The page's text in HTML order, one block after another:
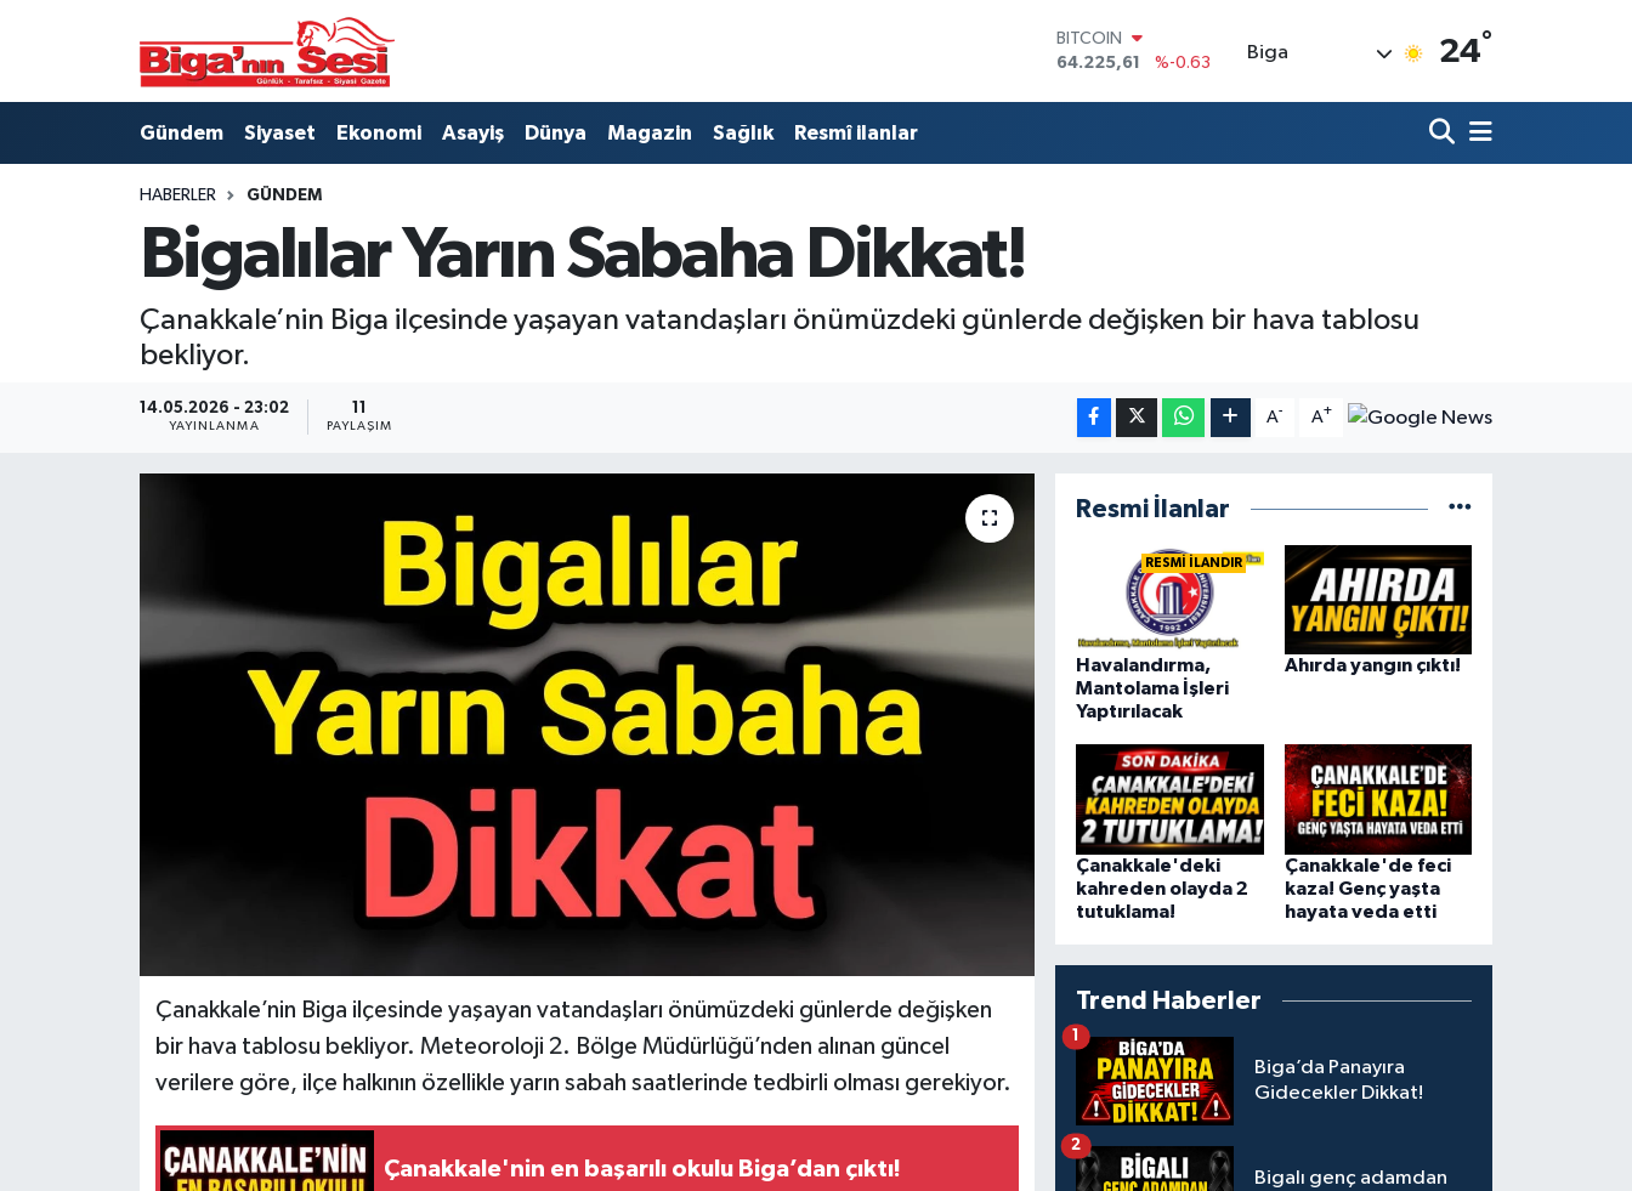
DOLAR
47,7143
%0.16
64,2463
%0.07
64.225,61
%-0.63
Biga 24°
Gündem Siyaset Ekonomi Asayiş Dünya Magazin Sağlık Resmî ilanlar
HABERLER GÜNDEM
Bigalılar Yarın Sabaha Dikkat!
Çanakkale’nin Biga ilçesinde yaşayan vatandaşları önümüzdeki günlerde değişken bir hava tablosu
bekliyor.
14.05.2026 - 23:02
YAYINLANMA PAYLAŞIM
A- A+
Çanakkale’nin Biga ilçesinde yaşayan vatandaşları önümüzdeki günlerde değişken
bir hava tablosu bekliyor. Meteoroloji 2. Bölge Müdürlüğü’nden alınan güncel
verilere göre, ilçe halkının özellikle yarın sabah saatlerinde tedbirli olması gerekiyor.
Çanakkale'nin en başarılı okulu Biga’dan çıktı!
Resmi İlanlar
RESMİ İLANDIR
Havalandırma,
Mantolama İşleri
Yaptırılacak
Ahırda yangın çıktı!
Çanakkale'deki
kahreden olayda 2
tutuklama!
Çanakkale'de feci
kaza! Genç yaşta
hayata veda etti
Trend Haberler
Biga’da Panayıra
Gidecekler Dikkat!
1
Bigalı genç adamdan
2
Belediye
Hava Durumu
Resmî ilanlar
Çanakkale Hava Durumu
Tüm Manşetler
Son Dakika Haberleri
Haber Arşivi